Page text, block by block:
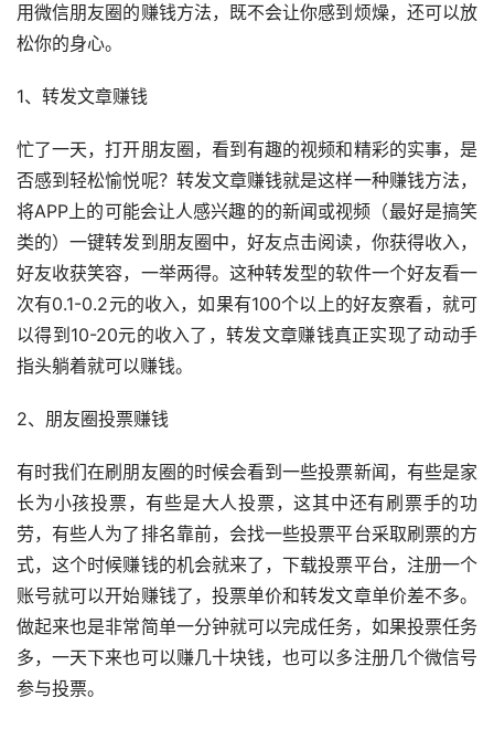
用微信朋友圈的赚钱方法，既不会让你感到烦燥，还可以放
松你的身心。
1、转发文章赚钱
忙了一天，打开朋友圈，看到有趣的视频和精彩的实事，是
否感到轻松愉悦呢？转发文章赚钱就是这样一种赚钱方法，
将APP上的可能会让人感兴趣的的新闻或视频（最好是搞笑
类的）一键转发到朋友圈中，好友点击阅读，你获得收入，
好友收获笑容，一举两得。这种转发型的软件一个好友看一
次有0.1-0.2元的收入，如果有100个以上的好友察看，就可
以得到10-20元的收入了，转发文章赚钱真正实现了动动手
指头躺着就可以赚钱。
2、朋友圈投票赚钱
有时我们在刷朋友圈的时候会看到一些投票新闻，有些是家
长为小孩投票，有些是大人投票，这其中还有刷票手的功
劳，有些人为了排名靠前，会找一些投票平台采取刷票的方
式，这个时候赚钱的机会就来了，下载投票平台，注册一个
账号就可以开始赚钱了，投票单价和转发文章单价差不多。
做起来也是非常简单一分钟就可以完成任务，如果投票任务
多，一天下来也可以赚几十块钱，也可以多注册几个微信号
参与投票。